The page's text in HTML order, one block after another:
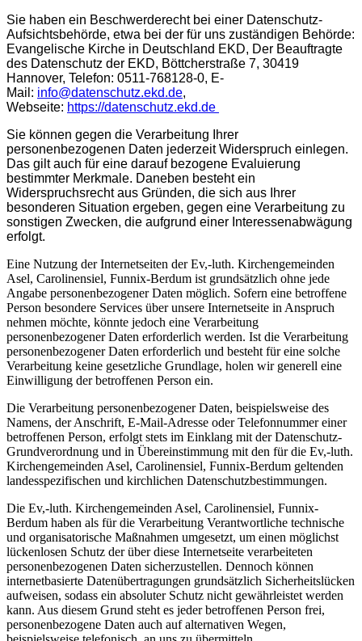
Sie haben ein Beschwerderecht bei einer Datenschutz-
Aufsichtsbehörde, etwa bei der für uns zuständigen Behörde:
Evangelische Kirche in Deutschland EKD, Der Beauftragte
des Datenschutz der EKD, Böttcherstraße 7, 30419
Hannover, Telefon: 0511-768128-0, E-
Mail: info@datenschutz.ekd.de,
Webseite: https://datenschutz.ekd.de
Sie können gegen die Verarbeitung Ihrer
personenbezogenen Daten jederzeit Widerspruch einlegen.
Das gilt auch für eine darauf bezogene Evaluierung
bestimmter Merkmale. Daneben besteht ein
Widerspruchsrecht aus Gründen, die sich aus Ihrer
besonderen Situation ergeben, gegen eine Verarbeitung zu
sonstigen Zwecken, die aufgrund einer Interessenabwägung
erfolgt.
Eine Nutzung der Internetseiten der Ev,-luth. Kirchengemeinden
Asel, Carolinensiel, Funnix-Berdum ist grundsätzlich ohne jede
Angabe personenbezogener Daten möglich. Sofern eine betroffene
Person besondere Services über unsere Internetseite in Anspruch
nehmen möchte, könnte jedoch eine Verarbeitung
personenbezogener Daten erforderlich werden. Ist die Verarbeitung
personenbezogener Daten erforderlich und besteht für eine solche
Verarbeitung keine gesetzliche Grundlage, holen wir generell eine
Einwilligung der betroffenen Person ein.
Die Verarbeitung personenbezogener Daten, beispielsweise des
Namens, der Anschrift, E-Mail-Adresse oder Telefonnummer einer
betroffenen Person, erfolgt stets im Einklang mit der Datenschutz-
Grundverordnung und in Übereinstimmung mit den für die Ev,-luth.
Kirchengemeinden Asel, Carolinensiel, Funnix-Berdum geltenden
landesspezifischen und kirchlichen Datenschutzbestimmungen.
Die Ev,-luth. Kirchengemeinden Asel, Carolinensiel, Funnix-
Berdum haben als für die Verarbeitung Verantwortliche technische
und organisatorische Maßnahmen umgesetzt, um einen möglichst
lückenlosen Schutz der über diese Internetseite verarbeiteten
personenbezogenen Daten sicherzustellen. Dennoch können
internetbasierte Datenübertragungen grundsätzlich Sicherheitslücken
aufweisen, sodass ein absoluter Schutz nicht gewährleistet werden
kann. Aus diesem Grund steht es jeder betroffenen Person frei,
personenbezogene Daten auch auf alternativen Wegen,